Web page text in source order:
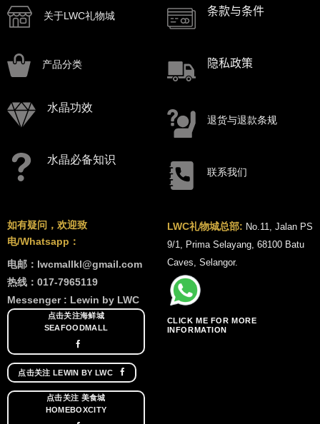
关于LWC礼物城
产品分类
水晶功效
水晶必备知识
条款与条件
隐私政策
退货与退款条规
联系我们
如有疑问，欢迎致
电/Whatsapp：
电邮：lwcmallkl@gmail.com
热线：017-7965119
Messenger : Lewin by LWC
点击关注海鲜城
SEAFOODMALL
点击关注 LEWIN BY LWC
点击关注 美食城
HOMEBOXCITY
LWC礼物城总部: No.11, Jalan PS
9/1, Prima Selayang, 68100 Batu
Caves, Selangor.
CLICK ME FOR MORE
INFORMATION